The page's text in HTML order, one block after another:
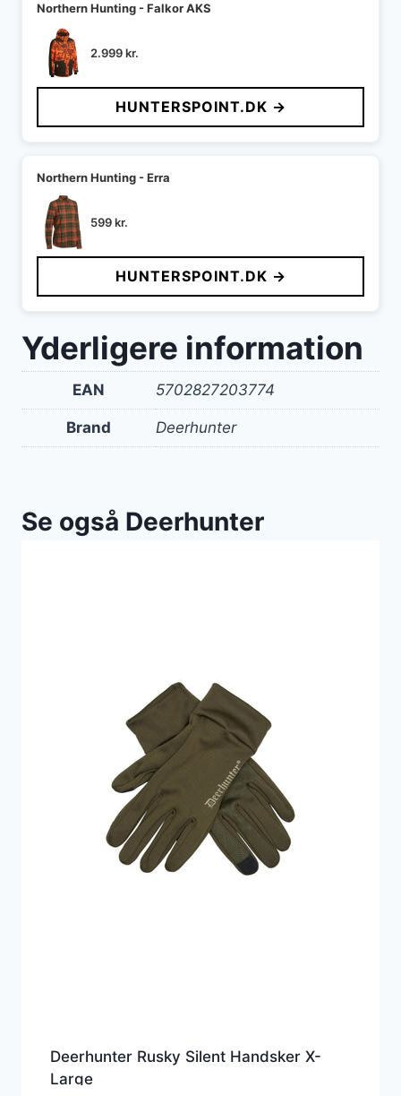
Northern Hunting - Falkor AKS
2.999kr.
HUNTERSPOINT.DK →
Northern Hunting - Erra
599kr.
HUNTERSPOINT.DK →
Yderligere information
EAN 5702827203774
Brand Deerhunter
Se også Deerhunter
Deerhunter Rusky Silent Handsker X-
Large